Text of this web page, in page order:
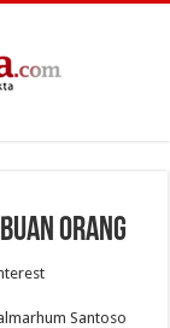
Orang
Santoso